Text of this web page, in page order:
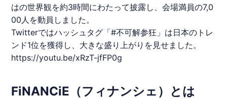
はの世界観を約3時間にわたって披露し、会場満員の7,0
00人を動員しました。
Twitterではハッシュタグ「#不可解参狂」は日本のトレ
ンド1位を獲得し、大きな盛り上がりを見せました。
https://youtu.be/xRzT-jfFP0g
FiNANCiE（フィナンシェ）とは